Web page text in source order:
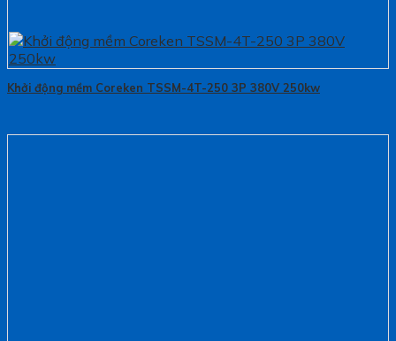
Khởi động mềm Coreken TSSM-4T-250 3P 380V 250kw